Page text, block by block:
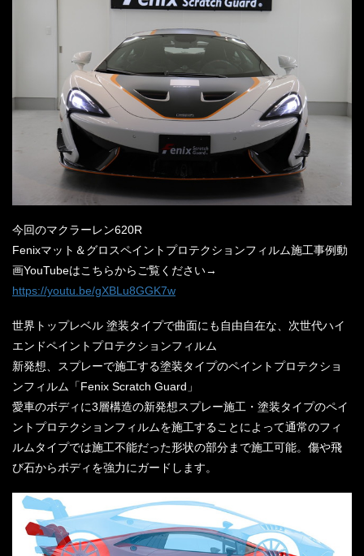
今回のマクラーレン620R
Fenixマット＆グロスペイントプロテクションフィルム施工事例動
画YouTubeはこちらからご覧ください→
https://youtu.be/gXBLu8GGK7w
世界トップレベル 塗装タイプで曲面にも自由自在な、次世代ハイ
エンドペイントプロテクションフィルム
新発想、スプレーで施工する塗装タイプのペイントプロテクショ
ンフィルム「Fenix Scratch Guard」
愛車のボディに3層構造の新発想スプレー施工・塗装タイプのペイ
ントプロテクションフィルムを施工することによって通常のフィ
ルムタイプでは施工不能だった形状の部分まで施工可能。傷や飛
び石からボディを強力にガードします。